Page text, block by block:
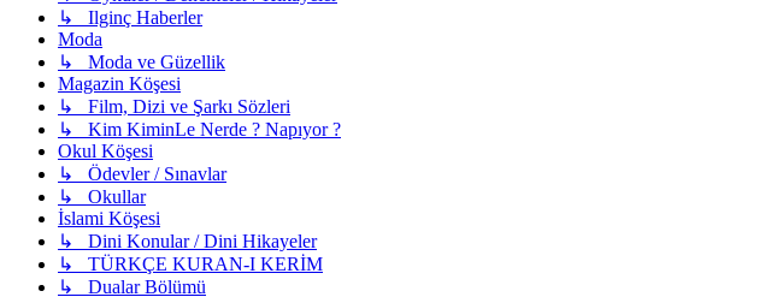
↳ Ilginç Haberler
Moda
↳ Moda ve Güzellik
Magazin Köşesi
↳ Film, Dizi ve Şarkı Sözleri
↳ Kim KiminLe Nerde ? Napıyor ?
Okul Köşesi
↳ Ödevler / Sınavlar
↳ Okullar
İslami Köşesi
↳ Dini Konular / Dini Hikayeler
↳ TÜRKÇE KURAN-I KERİM
↳ Dualar Bölümü